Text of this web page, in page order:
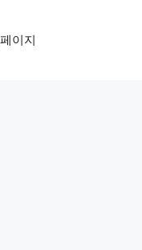
이지